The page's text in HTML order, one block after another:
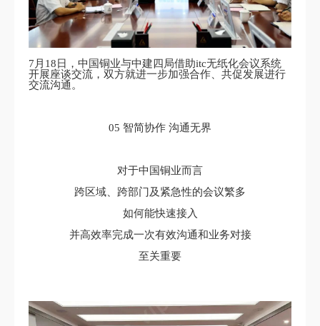
7月18日，中国铜业与中建四局借助itc无纸化会议系统
开展座谈交流，双方就进一步加强合作、共促发展进行
交流沟通。
05 智简协作 沟通无界
对于中国铜业而言
跨区域、跨部门及紧急性的会议繁多
如何能快速接入
并高效率完成一次有效沟通和业务对接
至关重要